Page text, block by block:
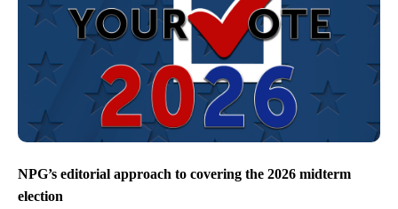
NPG’s editorial approach to covering the 2026 midterm
election